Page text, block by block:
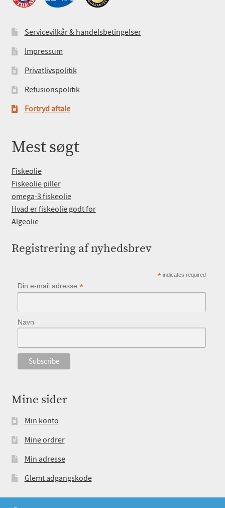
Servicevilkår & handelsbetingelser
Impressum
Privatlivspolitik
Refusionspolitik
Fortryd aftale
Mest søgt
Fiskeolie
Fiskeolie piller
omega-3 fiskeolie
Hvad er fiskeolie godt for
Algeolie
Registrering af nyhedsbrev
*indicates required
Din e-mail adresse *
Navn
Mine sider
Min konto
Mine ordrer
Min adresse
Glemt adgangskode